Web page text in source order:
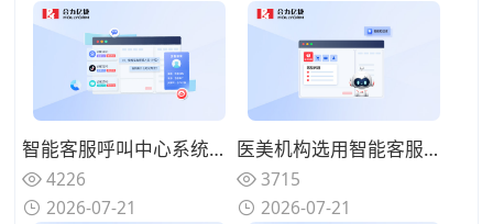
智能客服呼叫中心系统支持文字语音同步接待吗？覆盖多渠道访客
4226
2026-07-21
医美机构选用智能客服呼叫中心系统有哪些优势？规范咨询沟通话术
3715
2026-07-21